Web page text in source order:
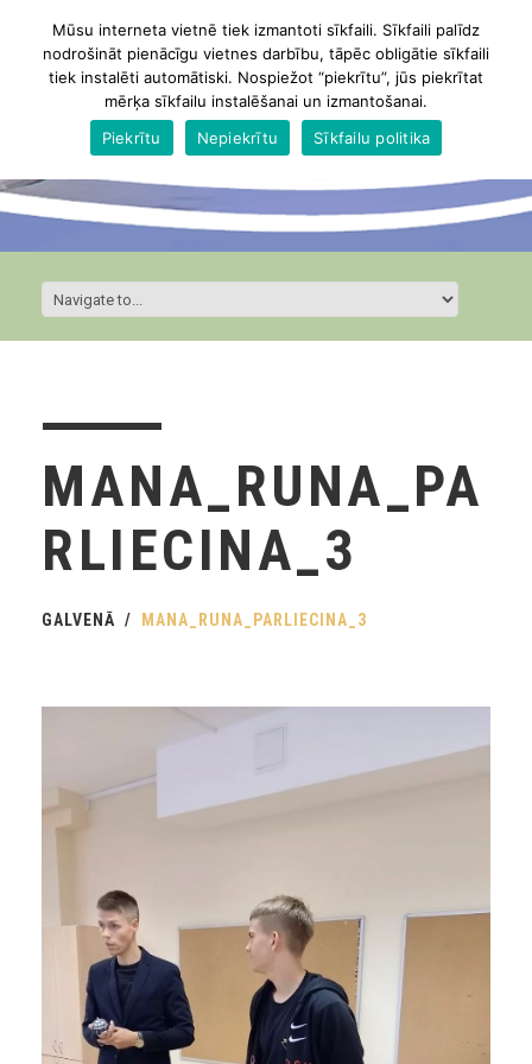
MANA_RUNA_PA
RLIECINA_3
GALVENĀ MANA_RUNA_PARLIECINA_3
Mūsu interneta vietnē tiek izmantoti sīkfaili. Sīkfaili palīdz
nodrošināt pienācīgu vietnes darbību, tāpēc obligātie sīkfaili
tiek instalēti automātiski. Nospiežot “piekrītu”, jūs piekrītat
mērķa sīkfailu instalēšanai un izmantošanai.
Piekrītu
Nepiekrītu Sīkfailu politika